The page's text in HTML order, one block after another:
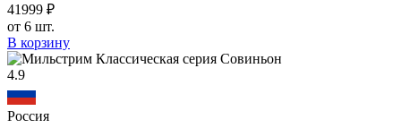
41999 ₽
от 6 шт.
В корзину
4.9
Россия